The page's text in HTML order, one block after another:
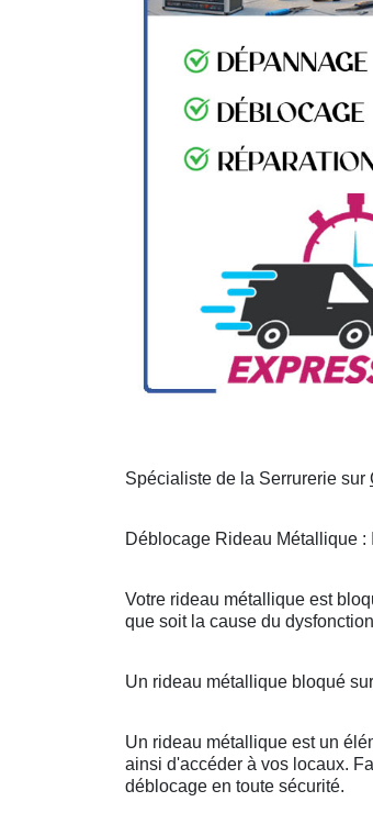
Spécialiste de la Serrurerie sur
Déblocage Rideau Métallique
Votre rideau métallique est
que soit la cause du
Un rideau métallique bloqué
Un rideau métallique est un
ainsi d'accéder à vos locaux.
déblocage en toute sécurité.